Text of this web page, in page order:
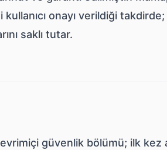
kullanıcı onayı verildiği
saklı tutar.
güvenlik bölümü; ilk kez